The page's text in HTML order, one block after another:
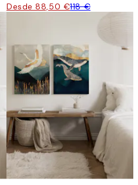
Desde 88,50 €118 €